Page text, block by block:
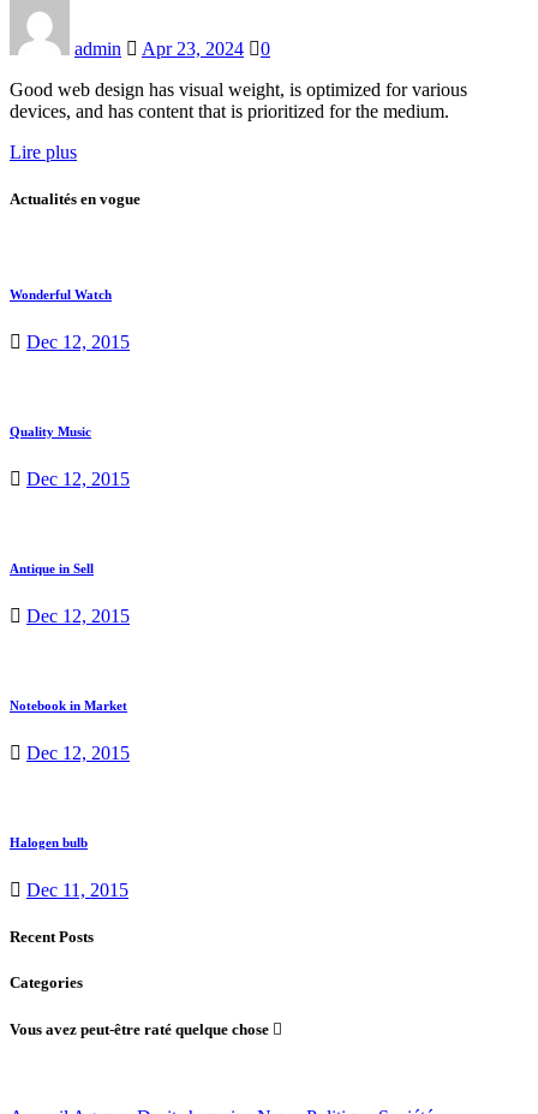
admin Apr 23, 2024
0
Good web design has visual weight, is optimized for various
devices, and has content that is prioritized for the medium.
Lire plus
Actualités en vogue
Wonderful Watch
Dec 12, 2015
Quality Music
Dec 12, 2015
Antique in Sell
Dec 12, 2015
Notebook in Market
Dec 12, 2015
Halogen bulb
Dec 11, 2015
Recent Posts
Categories
Vous avez peut-être raté quelque chose